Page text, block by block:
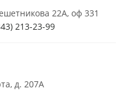
22А, оф 331
213-23-99
д. 207А